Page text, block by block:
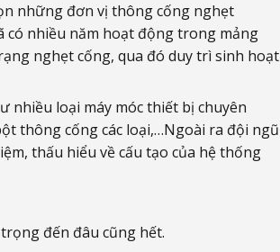
những đơn vị thông cống nghẹt
có nhiều năm hoạt động trong mảng
nghẹt cống, qua đó duy trì sinh hoạt
nhiều loại máy móc thiết bị chuyên
thông cống các loại,…Ngoài ra đội ngũ
thấu hiểu về cấu tạo của hệ thống
đến đâu cũng hết.